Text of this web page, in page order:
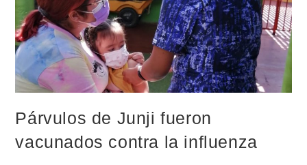
Párvulos de Junji fueron
vacunados contra la influenza